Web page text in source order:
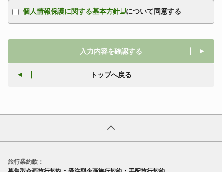
個人情報保護に関する基本方針 について同意する
入力内容を確認する
トップへ戻る
旅行業約款：